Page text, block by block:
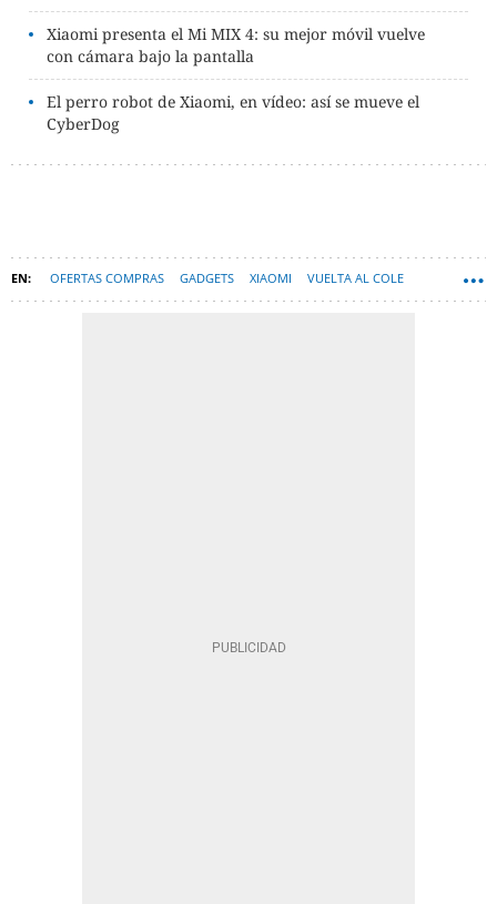
Xiaomi presenta el Mi MIX 4: su mejor móvil vuelve
con cámara bajo la pantalla
El perro robot de Xiaomi, en vídeo: así se mueve el
CyberDog
OFERTAS COMPRAS GADGETS XIAOMI VUELTA AL COLE